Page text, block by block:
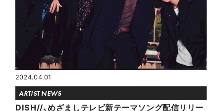
2024.04.01
ARTIST NEWS
DISH//、めざましテレビ新テーマソング配信リリー